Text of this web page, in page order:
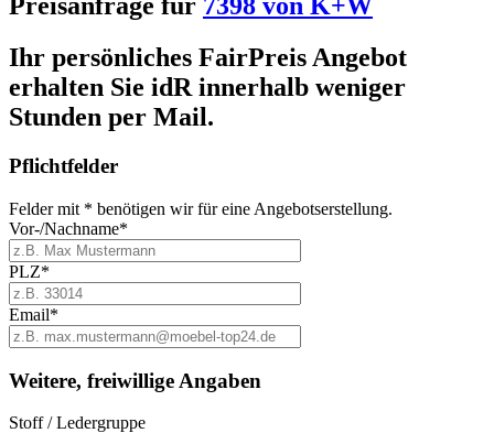
Preisanfrage für 7398 von K+W
Ihr persönliches FairPreis Angebot
erhalten Sie idRinnerhalb weniger
Stunden per Mail.
Pflichtfelder
Felder mit * benötigen wir für eine Angebotserstellung.
Vor-/Nachname*
PLZ*
Email*
Weitere, freiwillige Angaben
Stoff / Ledergruppe